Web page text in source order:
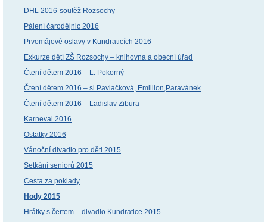
DHL 2016-soutěž Rozsochy
Pálení čarodějnic 2016
Prvomájové oslavy v Kundraticích 2016
Exkurze dětí ZŠ Rozsochy – knihovna a obecní úřad
Čtení dětem 2016 – L. Pokorný
Čtení dětem 2016 – sl.Pavlačková, Emillion,Paravánek
Čtení dětem 2016 – Ladislav Zibura
Karneval 2016
Ostatky 2016
Vánoční divadlo pro děti 2015
Setkání seniorů 2015
Cesta za poklady
Hody 2015
Hrátky s čertem – divadlo Kundratice 2015